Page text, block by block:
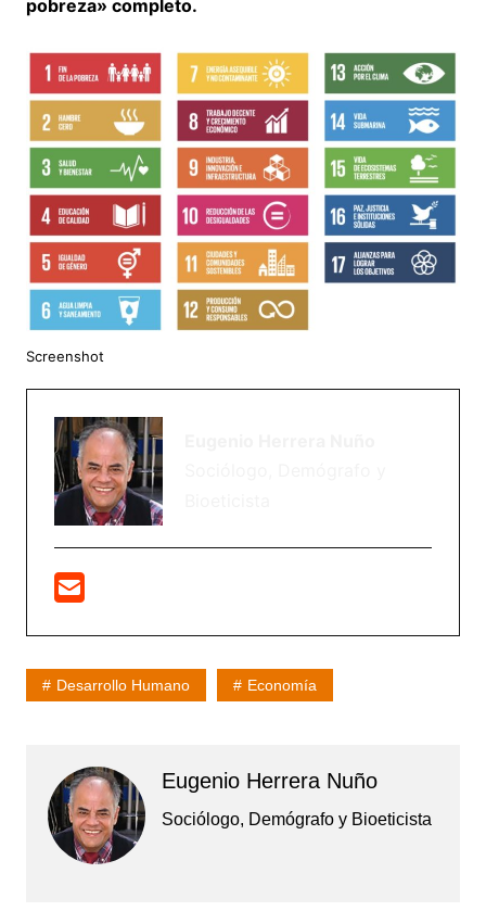
pobreza» completo.
Screenshot
Desarrollo Humano Economía
Eugenio Herrera Nuño
Sociólogo, Demógrafo y Bioeticista